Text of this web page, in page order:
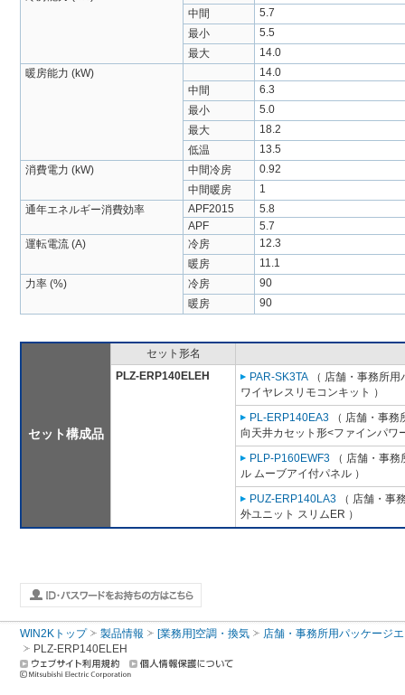
中間
5.7
最小
5.5
最大
14.0
暖房能力 (kW)
14.0
中間
6.3
最小
5.0
最大
18.2
低温
13.5
消費電力 (kW)
中間冷房
0.92
中間暖房
1
通年エネルギー消費効率
APF2015
5.8
APF
5.7
運転電流 (A)
冷房
12.3
暖房
11.1
力率 (%)
冷房
90
暖房
90
セット構成品
セット形名
PLZ-ERP140ELEH
PAR-SK3TA （ 店舗・事務所
ワイヤレスリモコンキット ）
PL-ERP140EA3 （ 店舗・事
向天井カセット形<ファインパワ
PLP-P160EWF3 （ 店舗・事
ル ムーブアイ付パネル ）
PUZ-ERP140LA3 （ 店舗・事
外ユニット スリムER ）
WIN2Kトップ 製品情報 [業務用]空調・換気
店舗・事務所用パッケージ
PLZ-ERP140ELEH